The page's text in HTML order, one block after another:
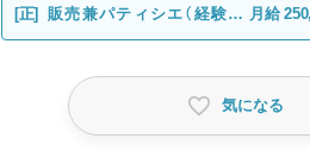
[正]
販売兼パティシエ（経験
者）
月給
気になる